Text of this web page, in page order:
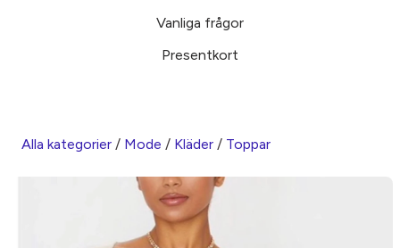
Vanliga frågor
Presentkort
Alla kategorier / Mode / Kläder / Toppar